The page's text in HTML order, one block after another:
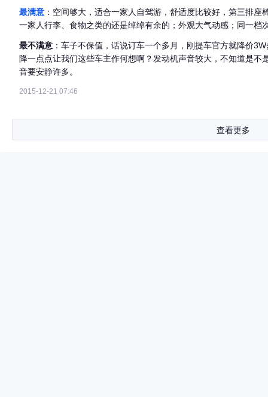
最满意 ：空间够大，适合一家人自驾游，舒适度比较好，第三排
一家人行李、食物之类的还是绰绰有余的；外观大气动感；同一档
最不满意 ：车子不保值，话说订车一个多月，刚提车官方就降价
降一点点让我们这些车主作何想啊？发动机声音较大，不知道是
音要安静许多。
2015-12-21 07:46
查看更多